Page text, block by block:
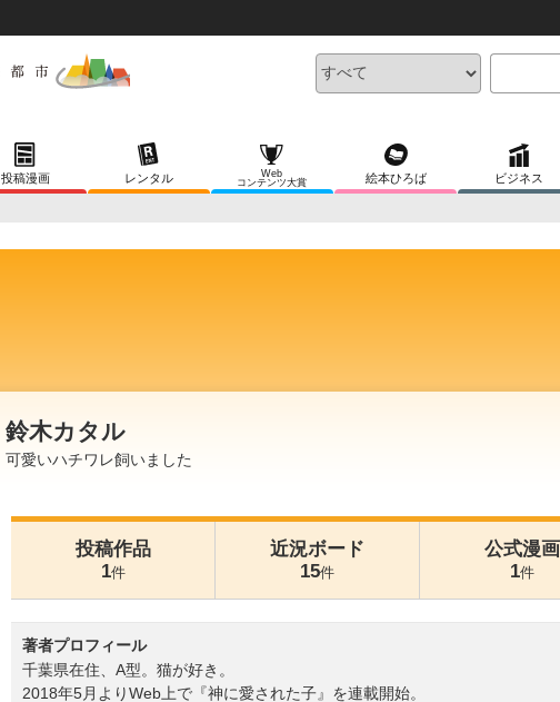
投稿漫画 レンタル
Web
コンテンツ大賞
絵本ひろば ビジネス
鈴木カタル
可愛いハチワレ飼いました
投稿作品
1件
近況ボード
15件
公式漫画
1件
著者プロフィール
千葉県在住、A型。猫が好き。
2018年5月よりWeb上で『神に愛された子』を連載開始。